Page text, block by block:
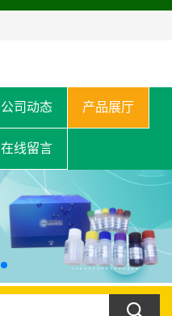
公司动态 产品展厅
在线留言